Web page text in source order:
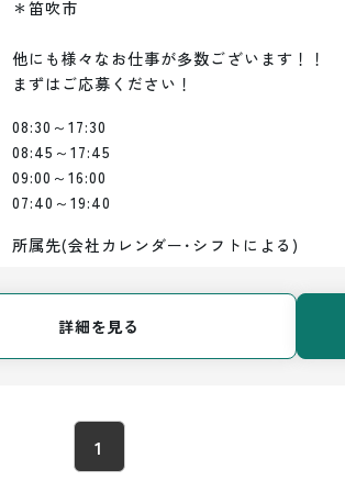
＊笛吹市
他にも様々なお仕事が多数ございます！！
まずはご応募ください！
08:30～17:30
08:45～17:45
09:00～16:00
07:40～19:40
所属先(会社カレンダー･シフトによる)
詳細を見る
1